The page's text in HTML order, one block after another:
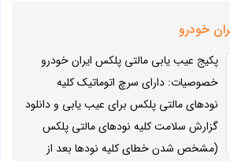
خودرو
پکیج عیب یابی مالتی پلکس ایران خودرو
خصوصیات: دارای سرچ اتوماتیک کلیه
نودهای مالتی پلکس برای عیب یابی و دانلود
گزارش سلامت کلیه نودهای مالتی پلکس
(مشخص شدن خطای کلیه نودها بعد از